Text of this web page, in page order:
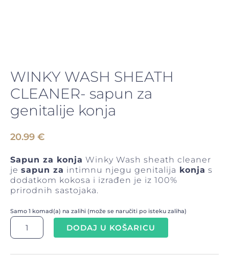
WINKY WASH SHEATH
CLEANER- sapun za
genitalije konja
20.99 €
Sapun za konja Winky Wash sheath cleaner
je sapun za intimnu njegu genitalija konja s
dodatkom kokosa i izrađen je iz 100%
prirodnih sastojaka.
Samo 1 komad(a) na zalihi (može se naručiti po isteku zaliha)
WINKY
WASH
SHEATH
DODAJ U KOŠARICU